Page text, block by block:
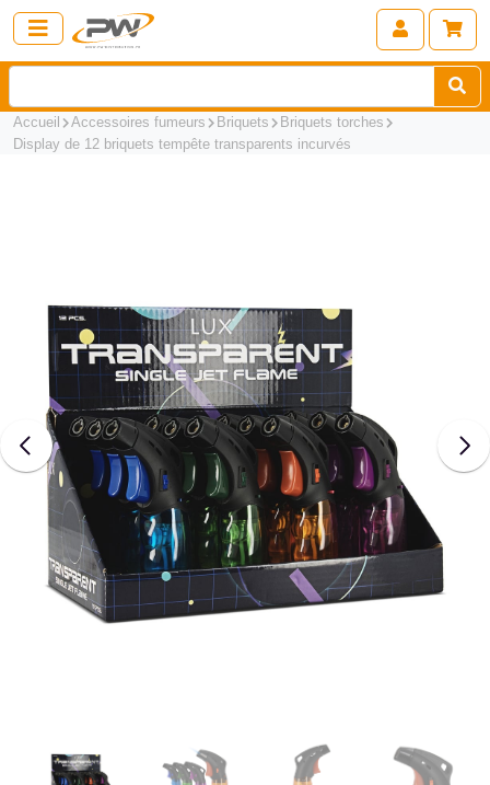
Accueil Accessoires fumeurs Briquets
Briquets torches
Display de 12 briquets tempête transparents incurvés